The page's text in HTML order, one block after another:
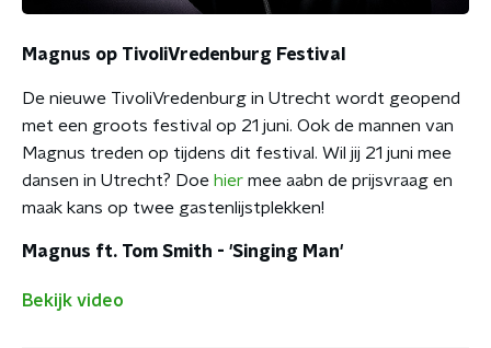
Magnus op TivoliVredenburg Festival
De nieuwe TivoliVredenburg in Utrecht wordt geopend
met een groots festival op 21 juni. Ook de mannen van
Magnus treden op tijdens dit festival. Wil jij 21 juni mee
dansen in Utrecht? Doe hier mee aabn de prijsvraag en
maak kans op twee gastenlijstplekken!
Magnus ft. Tom Smith - 'Singing Man'
Bekijk video